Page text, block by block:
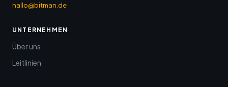
hallo@bitman.de
UNTERNEHMEN
Über uns
Leitlinien